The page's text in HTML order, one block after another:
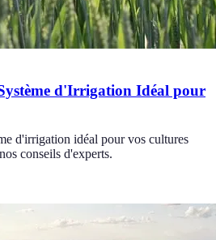
d'Irrigation Idéal pour
d'irrigation idéal pour vos cultures
conseils d'experts.